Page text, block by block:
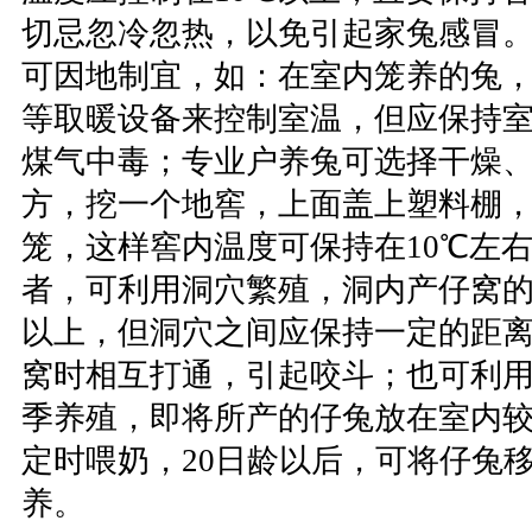
切忌忽冷忽热，以免引起家兔感冒
可因地制宜，如：在室内笼养的兔
等取暖设备来控制室温，但应保持
煤气中毒；专业户养兔可选择干燥
方，挖一个地窖，上面盖上塑料棚
笼，这样窖内温度可保持在10℃左
者，可利用洞穴繁殖，洞内产仔窝
以上，但洞穴之间应保持一定的距
窝时相互打通，引起咬斗；也可利
季养殖，即将所产的仔兔放在室内
定时喂奶，20日龄以后，可将仔兔
养。